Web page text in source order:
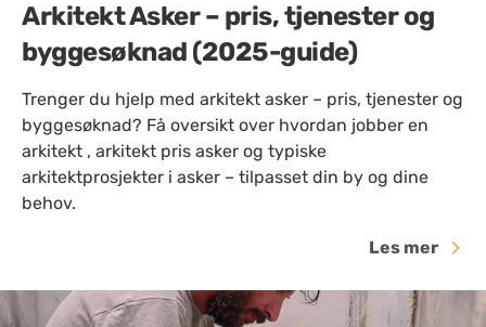
Arkitekt Asker – pris, tjenester og
byggesøknad (2025-guide)
Trenger du hjelp med arkitekt asker – pris, tjenester og
byggesøknad? Få oversikt over hvordan jobber en
arkitekt , arkitekt pris asker og typiske
arkitektprosjekter i asker – tilpasset din by og dine
behov.
Les mer